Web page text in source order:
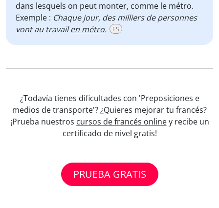
dans lesquels on peut monter, comme le métro.
Exemple : Chaque jour, des milliers de personnes
vont au travailen métro. ES
¿Todavía tienes dificultades con 'Preposiciones e
medios de transporte'? ¿Quieres mejorar tu francés?
¡Prueba nuestros cursos de francés onliney recibe un
certificado de nivel gratis!
PRUEBA GRATIS